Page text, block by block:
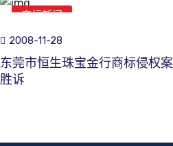
商标新闻
2008-11-28
东莞市恒生珠宝金行商标侵权案
胜诉